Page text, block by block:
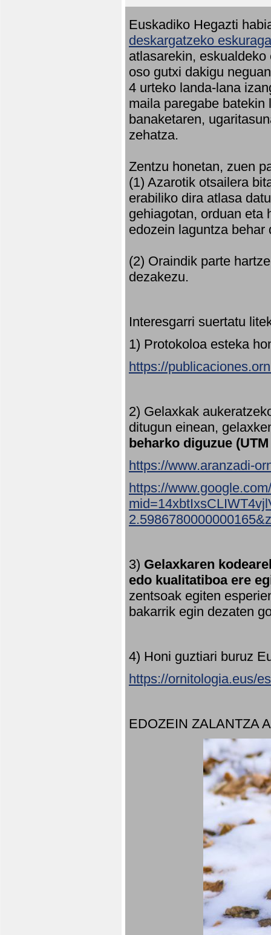
Euskadiko Hegazti
deskargatzeko
atlasarekin,
oso gutxi dakigu
4 urteko landa-lana
maila paregabe
banaketaren,
zehatza.
Zentzu honetan, zuen
(1) Azarotik otsailera
erabiliko dira atlasa
gehiagotan, orduan eta
edozein laguntza behar
(2) Oraindik parte
dezakezu.
Interesgarri suertatu
1) Protokoloa esteka
https://
2) Gelaxkak
ditugun einean,
beharko diguzue
https://www.aranzadi-
https://
3) Gelaxkaren
edo kualitatiboa ere
zentsoak egiten
bakarrik egin dezaten
4) Honi guztiari buruz
https://ornitologia.eus/
EDOZEIN ZALANTZA